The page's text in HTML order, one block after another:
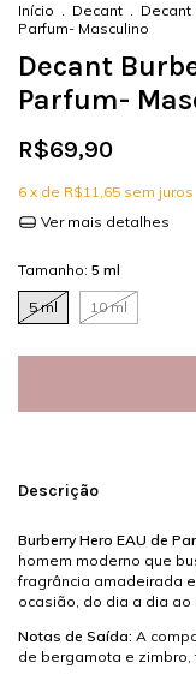
Início . Decant . Decant
Parfum- Masculino
Decant
Parfum-
R$69,90
6 x de R$11,65 sem juros
Ver mais detalhes
Tamanho: 5 ml
5 ml 10 ml
Descrição
Burberry Hero EAU de
homem moderno que
fragrância amadeirada
ocasião, do dia a dia
Notas de Saída: A
de bergamota e zimbro,